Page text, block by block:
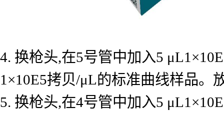
4. 换枪头,在5号管中加入5
1×10E5拷贝/μL的标准曲线样品。
5. 换枪头,在4号管中加入5